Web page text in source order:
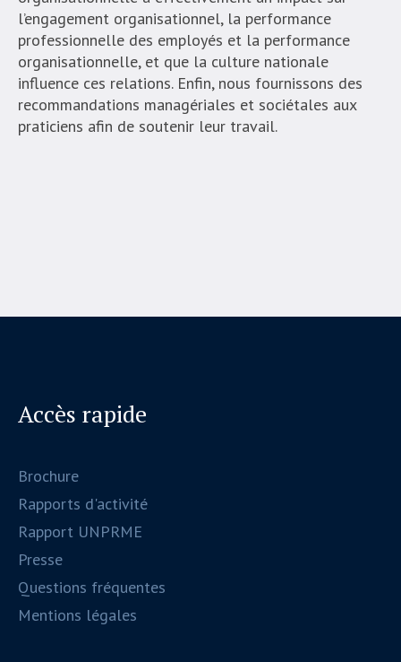
l’engagement organisationnel, la performance
professionnelle des employés et la performance
organisationnelle, et que la culture nationale
influence ces relations. Enfin, nous fournissons des
recommandations managériales et sociétales aux
praticiens afin de soutenir leur travail.
Accès rapide
Brochure
Rapports d'activité
Rapport UNPRME
Presse
Questions fréquentes
Mentions légales